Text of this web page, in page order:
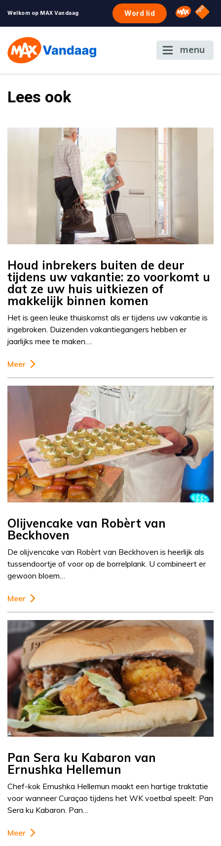
Welkom op MAX Vandaag Word lid Omroep
NPO
menu
Lees ook
Houd inbrekers buiten de deur
tijdens uw vakantie: zo voorkomt u
dat ze uw huis uitkiezen of
makkelijk binnen komen
Het is geen leuke thuiskomst als er tijdens uw vakantie is
ingebroken. Duizenden vakantiegangers hebben er
jaarlijks mee te maken….
Meer
Olijvencake van Robèrt van
Beckhoven
De olijvencake van Robèrt van Beckhoven is heerlijk als
tussendoortje of voor op de borrelplank. U combineert er
gewoon bloem…
Meer
Pan Sera ku Kabaron van
Ernushka Hellemun
Chef-kok Ernushka Hellemun maakt een hartige traktatie
voor wanneer Curaçao tijdens het WK voetbal speelt: Pan
Sera ku Kabaron. Pan…
Meer